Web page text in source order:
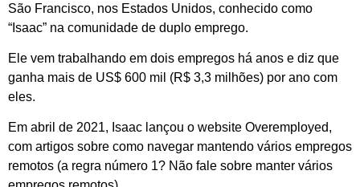
São Francisco, nos Estados Unidos, conhecido como
“Isaac” na comunidade de duplo emprego.
Ele vem trabalhando em dois empregos há anos e diz que
ganha mais de US$ 600 mil (R$ 3,3 milhões) por ano com
eles.
Em abril de 2021, Isaac lançou o website Overemployed,
com artigos sobre como navegar mantendo vários empregos
remotos (a regra número 1? Não fale sobre manter vários